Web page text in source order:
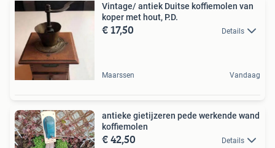
Vintage/ antiek Duitse koffiemolen van
koper met hout, P.D.
€ 17,50 Details
Maarssen Vandaag
antieke gietijzeren pede werkende wand
koffiemolen
€ 42,50 Details